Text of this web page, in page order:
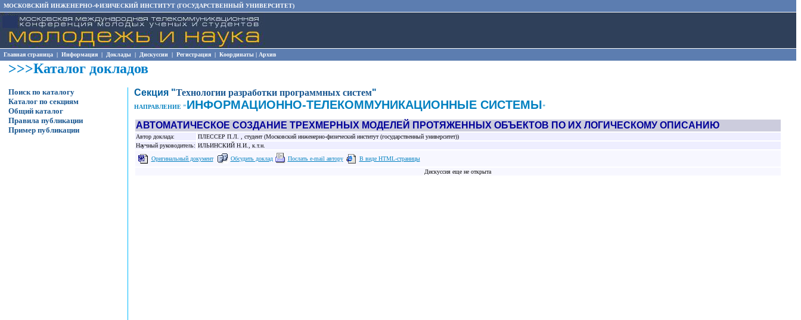
МОСКОВСКИЙ ИНЖЕНЕРНО-ФИЗИЧЕСКИЙ ИНСТИТУТ (ГОСУДАРСТВЕННЫЙ УНИВЕРСИТЕТ)
Главная страница | Информация | Доклады | Дискуссии | Регистрация | Координаты | Архив
>>>Каталог докладов
Поиск по каталогу
Каталог по секциям
Общий каталог
Правила публикации
Пример публикации
Секция "Технологии разработки программных систем"
НАПРАВЛЕНИЕ "ИНФОРМАЦИОННО-ТЕЛЕКОММУНИКАЦИОННЫЕ СИСТЕМЫ"
АВТОМАТИЧЕСКОЕ СОЗДАНИЕ ТРЕХМЕРНЫХ МОДЕЛЕЙ ПРОТЯЖЕННЫХ ОБЪЕКТОВ ПО ИХ ЛОГИЧЕСКОМУ ОПИСАНИЮ
Автор доклада:
ПЛЕССЕР П.Л. , студент (Московский инженерно-физический институт (государственный университет))
Научный руководитель: ИЛЬИНСКИЙ Н.И., к.т.н.
Оригинальный документ
Обсудить доклад Послать e-mail автору
В виде HTML-страницы
Дискуссия еще не открыта